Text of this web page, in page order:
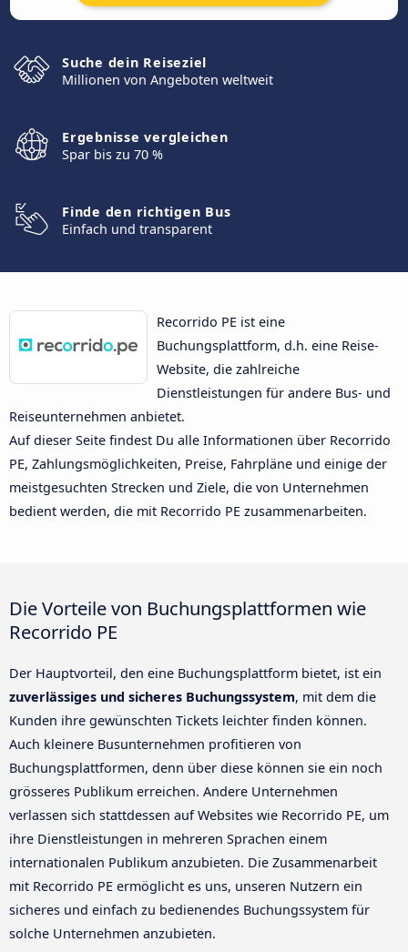
Suche dein Reiseziel
Millionen von Angeboten weltweit
Ergebnisse vergleichen
Spar bis zu 70 %
Finde den richtigen Bus
Einfach und transparent
Recorrido PE ist eine
Buchungsplattform, d.h. eine Reise-
Website, die zahlreiche
Dienstleistungen für andere Bus- und
Reiseunternehmen anbietet.
Auf dieser Seite findest Du alle Informationen über Recorrido
PE, Zahlungsmöglichkeiten, Preise, Fahrpläne und einige der
meistgesuchten Strecken und Ziele, die von Unternehmen
bedient werden, die mit Recorrido PE zusammenarbeiten.
Die Vorteile von Buchungsplattformen wie
Recorrido PE
Der Hauptvorteil, den eine Buchungsplattform bietet, ist ein
zuverlässiges und sicheres Buchungssystem, mit dem die
Kunden ihre gewünschten Tickets leichter finden können.
Auch kleinere Busunternehmen profitieren von
Buchungsplattformen, denn über diese können sie ein noch
grösseres Publikum erreichen. Andere Unternehmen
verlassen sich stattdessen auf Websites wie Recorrido PE, um
ihre Dienstleistungen in mehreren Sprachen einem
internationalen Publikum anzubieten. Die Zusammenarbeit
mit Recorrido PE ermöglicht es uns, unseren Nutzern ein
sicheres und einfach zu bedienendes Buchungssystem für
solche Unternehmen anzubieten.